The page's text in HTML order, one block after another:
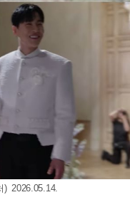
) 2026.05.14.